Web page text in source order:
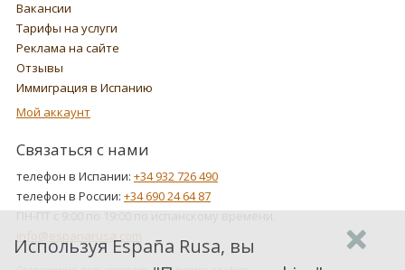
Вакансии
Тарифы на услуги
Реклама на сайте
Отзывы
Иммиграция в Испанию
Мой аккаунт
Связаться с нами
телефон в Испании: +34 932 726 490
телефон в России: +34 690 24 64 87
ПН-ПТ с 9:00 по 19:00 по испанскому времени.
info@espanarusa.com
Используя España Rusa, вы